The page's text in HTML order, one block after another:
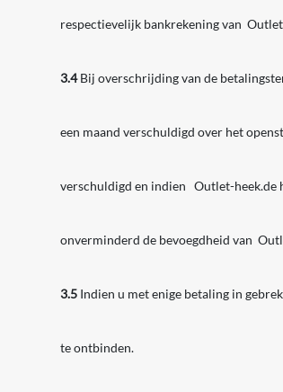
respectievelijk bankrekening van
3.4Bij overschrijding van de
een maand verschuldigd over het
verschuldigd en indien Outlet-heek.de
onverminderd de bevoegdheid van
3.5 Indien u met enige betaling in
te ontbinden.